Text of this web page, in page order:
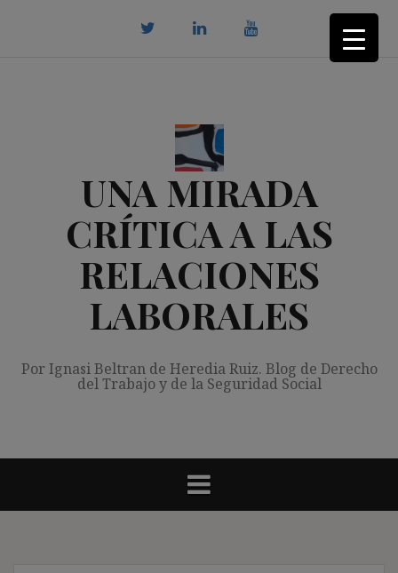
UNA MIRADA
CRÍTICA A LAS
RELACIONES
LABORALES
Por Ignasi Beltran de Heredia Ruiz. Blog de Derecho
del Trabajo y de la Seguridad Social